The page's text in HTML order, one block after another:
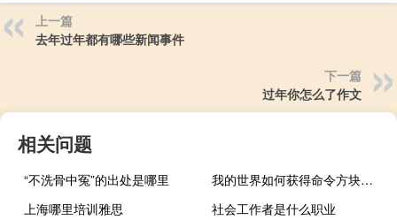
上一篇
去年过年都有哪些新闻事件
下一篇
过年你怎么了作文
相关问题
“不洗骨中冤”的出处是哪里
我的世界如何获得命令方块简单指令（我的世界如何获得命令方块）
上海哪里培训雅思
社会工作者是什么职业